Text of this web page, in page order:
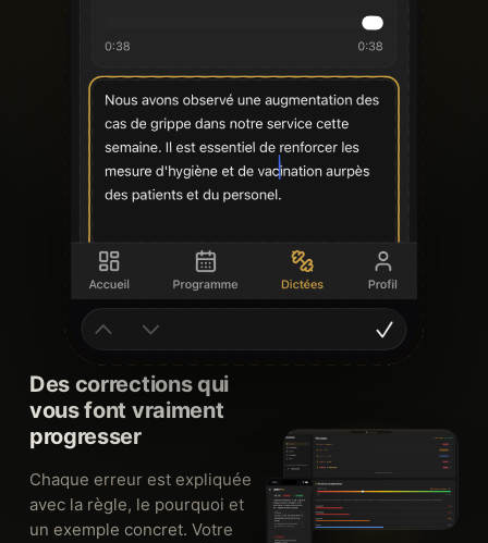
Des corrections qui
vous font vraiment
progresser
Chaque erreur est expliquée
avec la règle, le pourquoi et
un exemple concret. Votre